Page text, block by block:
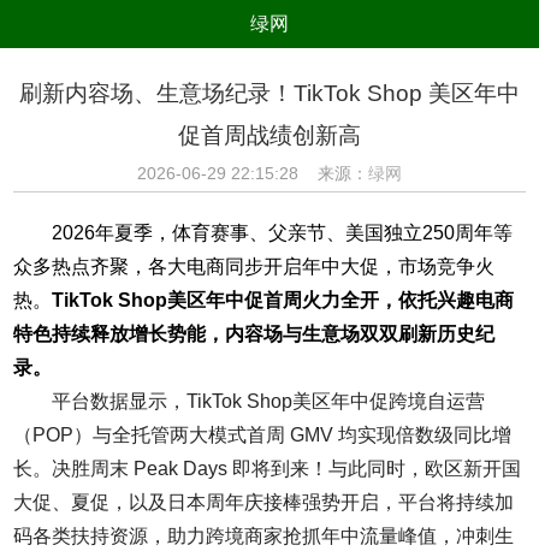
绿网
美食 健康
电器 数码
环境保护 节能减排 绿色产业 污染防治
刷新内容场、生意场纪录！TikTok Shop 美区年中
促首周战绩创新高
2026-06-29 22:15:28 来源： 绿网
2026年夏季，体育赛事、父亲节、美国独立250周年等
众多热点齐聚，各大电商同步开启年中大促，市场竞争火
热。TikTok Shop美区年中促首周火力全开，依托兴趣电商
特色持续释放增长势能，内容场与生意场双双刷新历史纪
录。
平台数据显示，TikTok Shop美区年中促跨境自运营
（POP）与全托管两大模式首周 GMV 均实现倍数级同比增
长。决胜周末 Peak Days 即将到来！与此同时，欧区新开国
大促、夏促，以及日本周年庆接棒强势开启，平台将持续加
码各类扶持资源，助力跨境商家抢抓年中流量峰值，冲刺生